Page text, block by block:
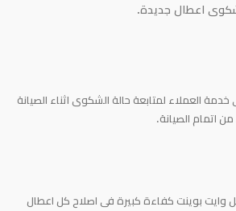
اعطال جديدة.
العملاء لمتابعة حالة الشكوى اثناء الصيانة
اتمام الصيانة.
وايت بوينت كفاءة كبيرة فى اصلاح كل اعطال